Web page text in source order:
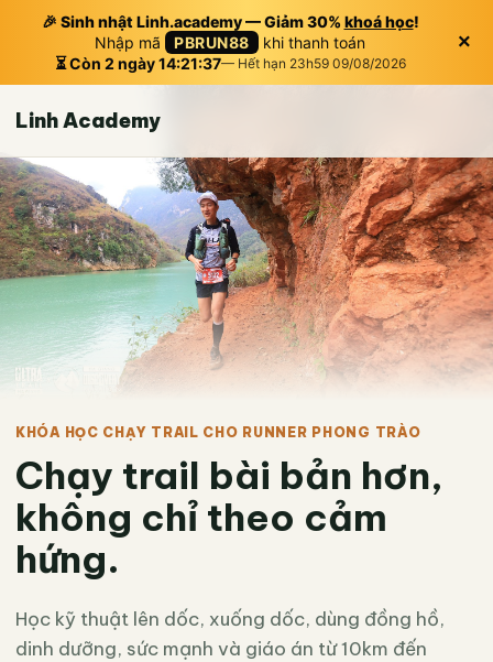
🎉 Sinh nhật Linh.academy — Giảm 30% khoá học!
Nhập mã PBRUN88 khi thanh toán
⏳ Còn 2 ngày 14:21:36— Hết hạn 23h59 09/08/2026
×
Linh Academy
KHÓA HỌC CHẠY TRAIL CHO RUNNER PHONG TRÀO
Chạy trail bài bản hơn,
không chỉ theo cảm
hứng.
Học kỹ thuật lên dốc, xuống dốc, dùng đồng hồ,
dinh dưỡng, sức mạnh và giáo án từ 10km đến